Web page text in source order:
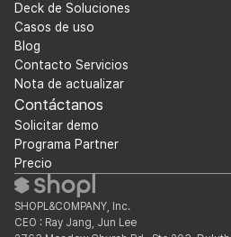
Deck de Soluciones
Casos de uso
Blog
Contacto Servicios
Nota de actualizar
Contáctanos
Solicitar demo
Programa Partner
Precio
SHOPL&COMPANY, Inc.
CEO : Ray Jang, Jun Lee